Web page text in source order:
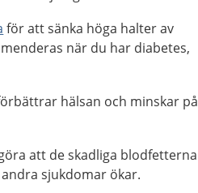
för att sänka höga halter av
när du har diabetes,
hälsan och minskar på
att de skadliga blodfetterna
sjukdomar ökar.